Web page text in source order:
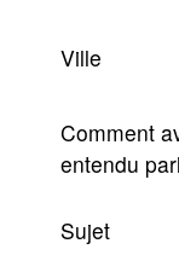
Ville
Comment
entendu
Sujet